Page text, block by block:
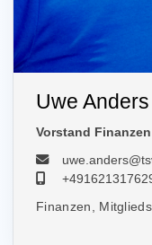
Uwe Anders
Vorstand Finanzen
Finanzen,